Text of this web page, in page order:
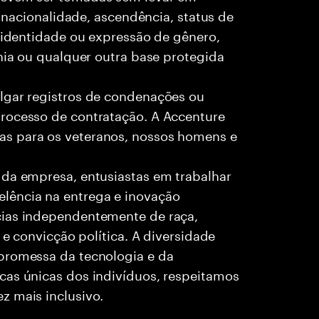
ascendência, status de
ou expressão de gênero,
ou qualquer outra base protegida
registros de condenações ou
de contratação. A Accenture
para os veteranos, nossos homens e
empresa, entusiastas em trabalhar
na entrega e inovação
independentemente de raça,
convicção política. A diversidade
da tecnologia e da
únicas dos indivíduos, respeitamos
mais inclusivo.